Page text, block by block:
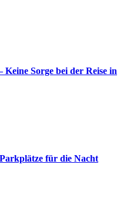
Sorge bei der Reise in
für die Nacht